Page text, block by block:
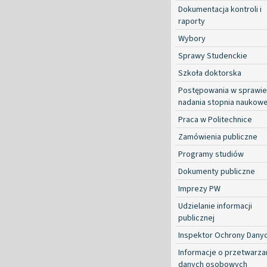
Dokumentacja kontroli i
raporty
Wybory
Sprawy Studenckie
Szkoła doktorska
Postępowania w sprawie
nadania stopnia
Praca w Politechnice
Zamówienia publiczne
Programy studiów
Dokumenty publiczne
Imprezy PW
Udzielanie informacji
publicznej
Inspektor Ochrony
Informacje o
danych osobowych